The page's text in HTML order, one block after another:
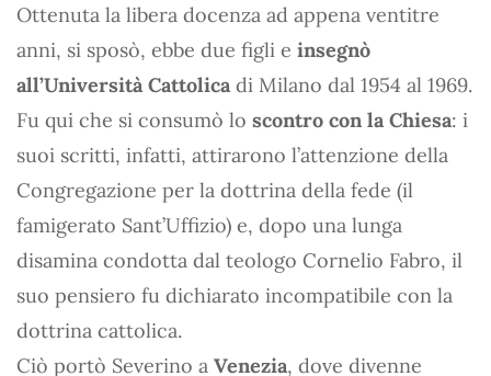
Ottenuta la libera docenza ad appena ventitre
anni, si sposò, ebbe due figli e insegnò
all’Università Cattolica di Milano dal 1954 al 1969.
Fu qui che si consumò lo scontro con la Chiesa: i
suoi scritti, infatti, attirarono l’attenzione della
Congregazione per la dottrina della fede (il
famigerato Sant’Uffizio) e, dopo una lunga
disamina condotta dal teologo Cornelio Fabro, il
suo pensiero fu dichiarato incompatibile con la
dottrina cattolica.
Ciò portò Severino a Venezia, dove divenne